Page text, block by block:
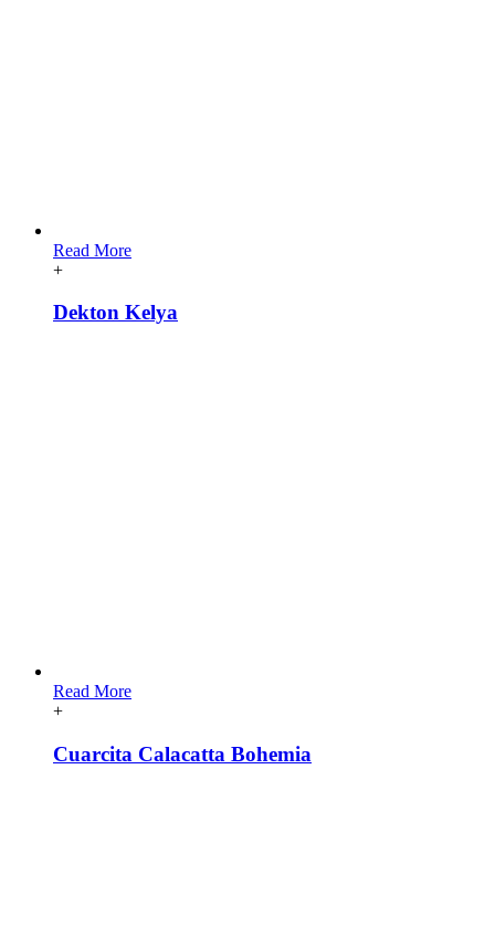
Read More
+
Dekton Kelya
Read More
+
Cuarcita Calacatta Bohemia